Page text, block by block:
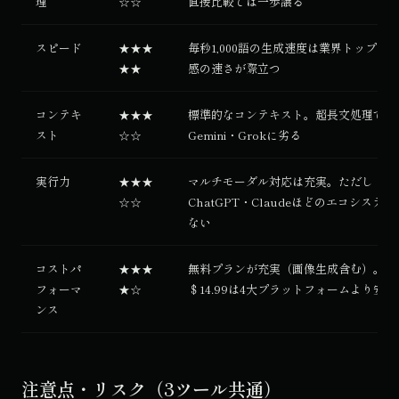
スピード
★★★
★★
毎秒1,000語の生成速度は業界トップク
感の速さが際立つ
コンテキ
スト
★★★
☆☆
標準的なコンテキスト。超長文処理では
Gemini・Grokに劣る
実行力
★★★
☆☆
マルチモーダル対応は充実。ただし
ChatGPT・Claudeほどのエコシステム
ない
コストパ
フォーマ
ンス
★★★
★☆
無料プランが充実（画像生成含む）。
＄14.99は4大プラットフォームより安い
注意点・リスク（3ツール共通）